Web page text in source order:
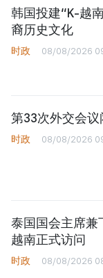
韩国投建“K-越
裔历史文化
时政 08/08/2026
第33次外交会议
时政 08/08/2026
泰国国会主席兼
越南正式访问
时政 08/08/2026